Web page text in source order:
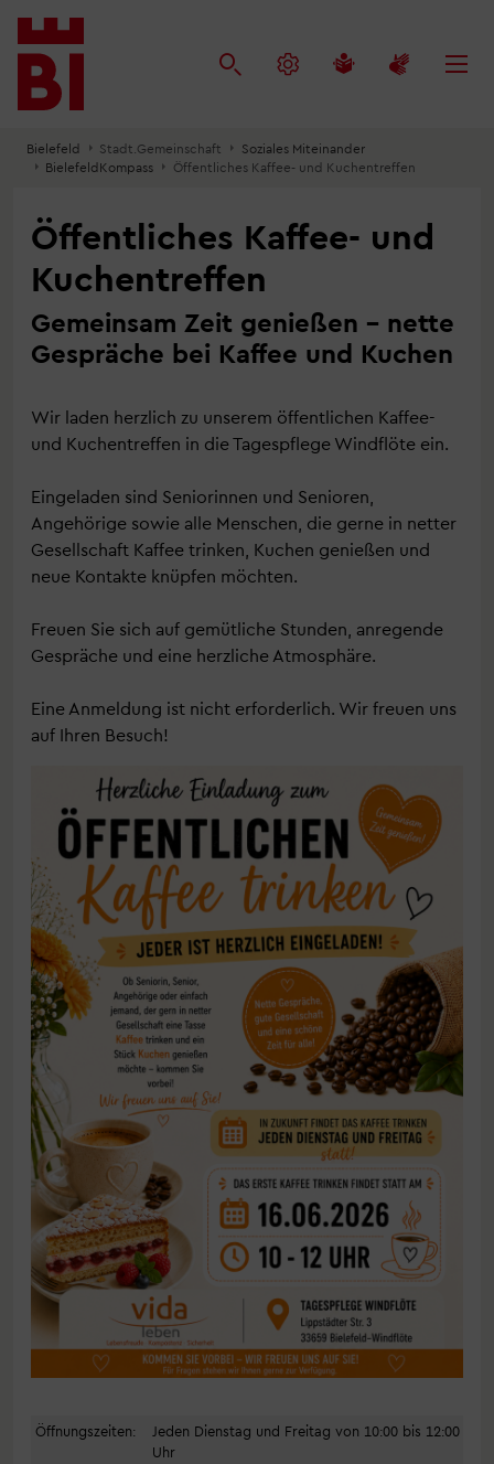
Inhalt
anspringen
Menü
anspringen
Suche
anspringen
Bielefeld Stadt.Gemeinschaft
Soziales Miteinander
BielefeldKompass
Öffentliches Kaffee- und Kuchentreffen
Öffentliches Kaffee- und
Kuchentreffen
Gemeinsam Zeit genießen – nette
Gespräche bei Kaffee und Kuchen
Wir laden herzlich zu unserem öffentlichen Kaffee-
und Kuchentreffen in die Tagespflege Windflöte ein.
Eingeladen sind Seniorinnen und Senioren,
Angehörige sowie alle Menschen, die gerne in netter
Gesellschaft Kaffee trinken, Kuchen genießen und
neue Kontakte knüpfen möchten.
Freuen Sie sich auf gemütliche Stunden, anregende
Gespräche und eine herzliche Atmosphäre.
Eine Anmeldung ist nicht erforderlich. Wir freuen uns
auf Ihren Besuch!
Öffnungszeiten:
Jeden Dienstag und Freitag von 10:00 bis 12:00
Uhr